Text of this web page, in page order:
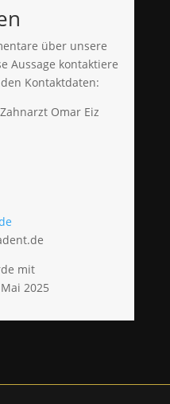
über unsere
Aussage kontaktiere
Kontaktdaten:
Omar Eiz
mit
2025